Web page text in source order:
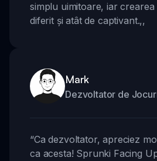
simplu uimitoare, iar crearea
diferit și atât de captivant.,,
Mark
Dezvoltator de
“Ca dezvoltator, apreciez
ca acesta! Sprunki Facing